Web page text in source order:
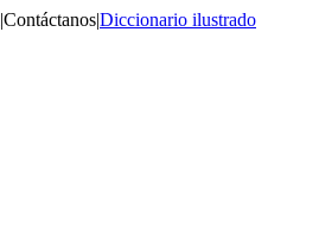
|Contáctanos|Diccionario ilustrado